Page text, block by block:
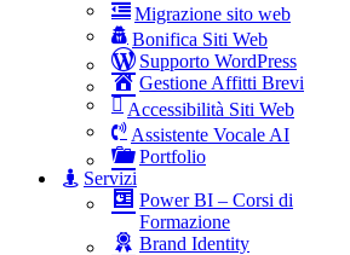
Migrazione sito web
Bonifica Siti Web
Supporto WordPress
Gestione Affitti Brevi
Accessibilità Siti Web
Assistente Vocale AI
Portfolio
Servizi
Power BI – Corsi di
Formazione
Brand Identity